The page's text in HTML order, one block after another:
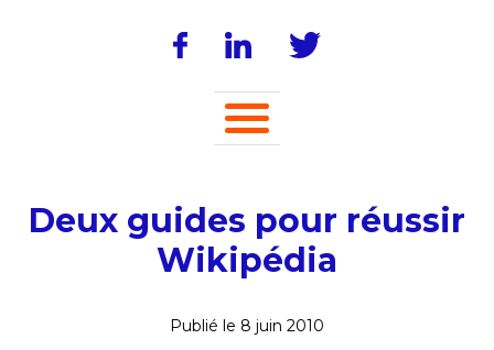
Deux guides pour réussir
Wikipédia
Publié le 8 juin 2010